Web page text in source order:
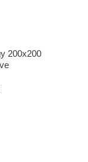
200x200